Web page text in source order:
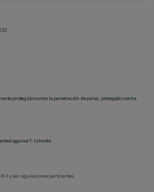
protegido contra la penetración de polvo, protegido contra
against 1 J shocks
1 y las regulaciones pertinentes.